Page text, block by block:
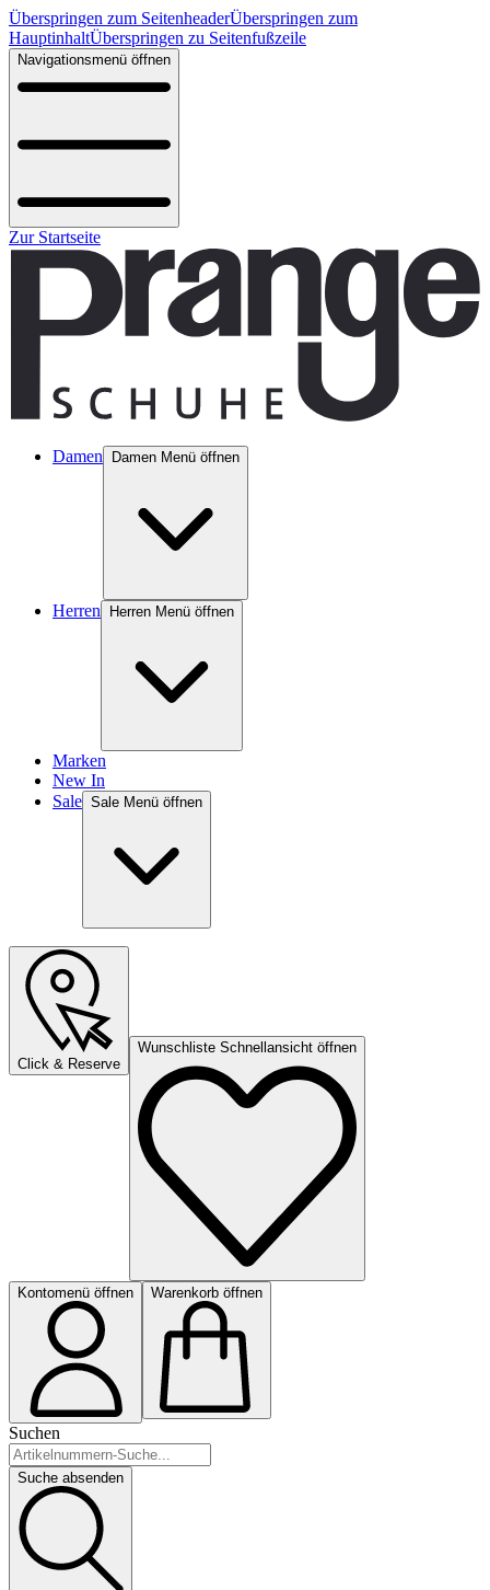
Überspringen zum SeitenheaderÜberspringen zum
HauptinhaltÜberspringen zu Seitenfußzeile
Navigationsmenü öffnen
Zur Startseite
Damen Damen Menü öffnen
Herren Herren Menü öffnen
Marken
New In
Sale Sale Menü öffnen
Click & Reserve
Wunschliste Schnellansicht öffnen
Kontomenü öffnen Warenkorb öffnen
Suchen
Suche absenden